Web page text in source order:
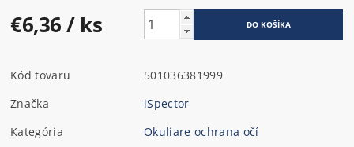
€6,36/ ks
Kód tovaru
501036381999
Značka
iSpector
Kategória
Okuliare ochrana očí